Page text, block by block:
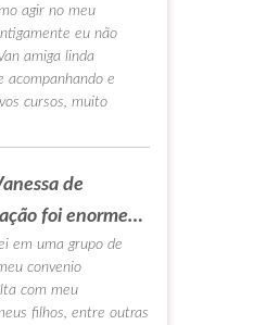
agir no meu
eu não
amiga linda
acompanhando e
cursos, muito
de
foi enorme…
em uma grupo de
convenio
com meu
filhos, entre outras